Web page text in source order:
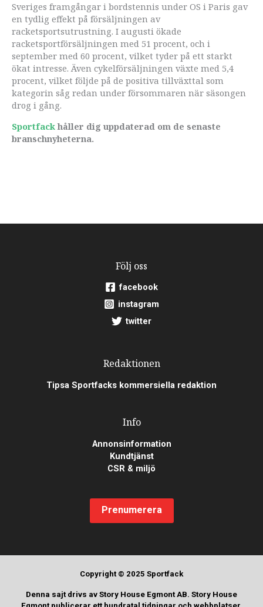
Sveriges framgångar i bordstennis under OS i Paris gav
en tydlig effekt på försäljningen av
racketsportsutrustning. I augusti ökade
racketsportförsäljningen med 51 procent, och i
september med 60 procent, vilket tyder på ett starkt
ökat intresse. Även cykelförsäljningen växte med 5,4
procent, vilket följde på de positiva tillväxttal som
kategorin såg redan under försommaren när säsongen
drog i gång.
Sportfack håller dig uppdaterad om de senaste
branschnyheterna.
Följ oss
facebook
instagram
twitter
Redaktionen
Tipsa Sportfacks kommersiella redaktion
Info
Annonsinformation
Kundtjänst
CSR & miljö
Prenumerera
Copyright © 2025 Sportfack
Denna sajt drivs av Story House Egmont AB. Story House